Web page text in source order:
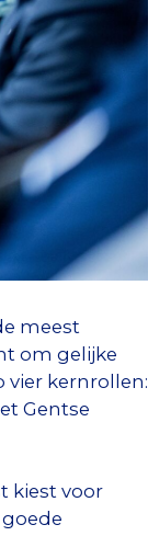
meest
om gelijke
vier kernrollen:
Gentse
kiest voor